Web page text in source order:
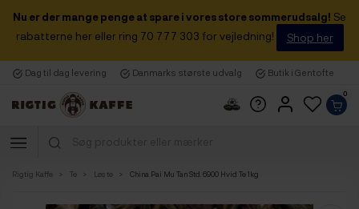
Nu er der mange penge at spare i vores store sommerudsalg! Se
rabatterne her eller ring 70 777 303 for vejledning!
Shop her
Dag til dag levering Danmarks største udvalg Butik i Gentofte
0
Rigtig Kaffe Te Løs te China Pai Mu Tan Std. 6900 Hvid Te 1kg